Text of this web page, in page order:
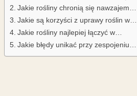
Jakie rośliny chronią się nawzajem…
Jakie są korzyści z uprawy roślin w…
Jakie rośliny najlepiej łączyć w…
Jakie błędy unikać przy zespojeniu…